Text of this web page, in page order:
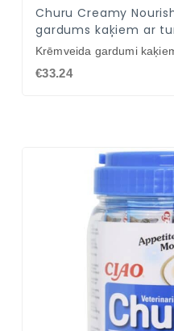
Churu Creamy
gardums kaķiem ar
Krēmveida gardumi
€33.24